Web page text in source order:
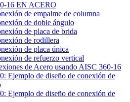
16 EN ACERO
de empalme de columna
de doble ángulo
de placa de brida
de rodillera
de placa única
de refuerzo vertical
de Acero usando AISC 360-16
Ejemplo de diseño de conexión de
Ejemplo de diseño de conexión de